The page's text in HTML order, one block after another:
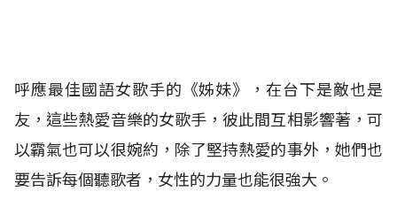
呼應最佳國語女歌手的《姊妹》，在台下是敵也是
友，這些熱愛音樂的女歌手，彼此間互相影響著，可
以霸氣也可以很婉約，除了堅持熱愛的事外，她們也
要告訴每個聽歌者，女性的力量也能很強大。